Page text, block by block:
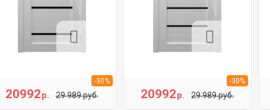
20992р. 29 989 руб.
-30%
20992р. 29 989 руб.
-30%